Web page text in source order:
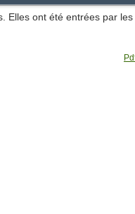
Elles ont été entrées par